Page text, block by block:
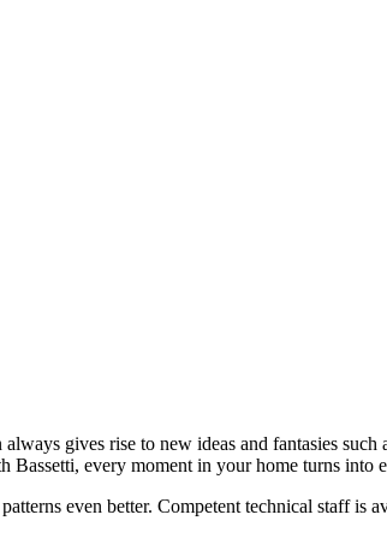
gives rise to new ideas and fantasies
Bassetti, every moment in your home turns into
even better. Competent technical staff is